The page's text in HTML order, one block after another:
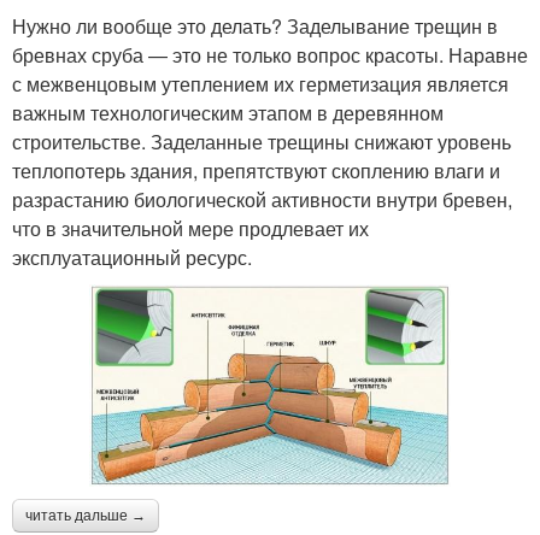
Нужно ли вообще это делать? Заделывание трещин в
бревнах сруба — это не только вопрос красоты. Наравне
с межвенцовым утеплением их герметизация является
важным технологическим этапом в деревянном
строительстве. Заделанные трещины снижают уровень
теплопотерь здания, препятствуют скоплению влаги и
разрастанию биологической активности внутри бревен,
что в значительной мере продлевает их
эксплуатационный ресурс.
читать дальше →